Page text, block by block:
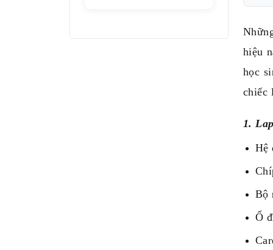
hiệu
học
chiếc
1.
Hệ
Bộ
Ổ